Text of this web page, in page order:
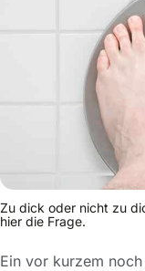
Zu dick oder nicht zu
hier die Frage.
Ein vor kurzem